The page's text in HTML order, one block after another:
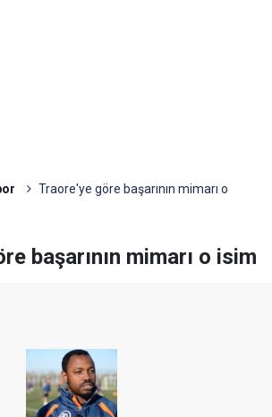
Traore'ye göre başarının mimarı o
başarının mimarı o isim